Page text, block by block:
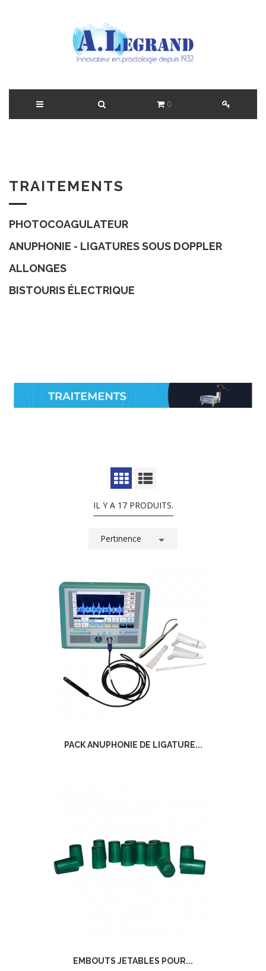
0
TRAITEMENTS
PHOTOCOAGULATEUR
ANUPHONIE - LIGATURES SOUS DOPPLER
ALLONGES
BISTOURIS ÉLECTRIQUE
IL Y A 17 PRODUITS.
Pertinence 
PACK ANUPHONIE DE LIGATURE...
EMBOUTS JETABLES POUR...